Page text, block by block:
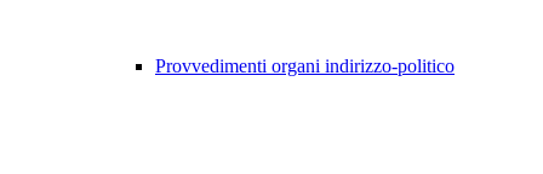
Provvedimenti organi indirizzo-politico